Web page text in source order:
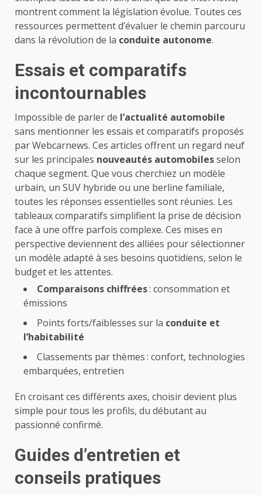
montrent comment la législation évolue. Toutes ces
ressources permettent d’évaluer le chemin parcouru
dans la révolution de la conduite autonome.
Essais et comparatifs
incontournables
Impossible de parler de l’actualité automobile
sans mentionner les essais et comparatifs proposés
par Webcarnews. Ces articles offrent un regard neuf
sur les principales nouveautés automobilesselon
chaque segment. Que vous cherchiez un modèle
urbain, un SUV hybride ou une berline familiale,
toutes les réponses essentielles sont réunies. Les
tableaux comparatifs simplifient la prise de décision
face à une offre parfois complexe. Ces mises en
perspective deviennent des alliées pour sélectionner
un modèle adapté à ses besoins quotidiens, selon le
budget et les attentes.
Comparaisons chiffrées: consommation et
émissions
Points forts/faiblesses sur la conduite et
l’habitabilité
Classements par thèmes : confort, technologies
embarquées, entretien
En croisant ces différents axes, choisir devient plus
simple pour tous les profils, du débutant au
passionné confirmé.
Guides d’entretien et
conseils pratiques